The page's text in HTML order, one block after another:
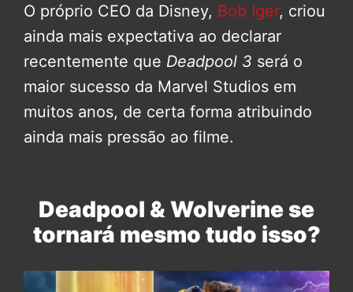
O próprio CEO da Disney, Bob Iger, criou
ainda mais expectativa ao declarar
recentemente que Deadpool 3 será o
maior sucesso da Marvel Studios em
muitos anos, de certa forma atribuindo
ainda mais pressão ao filme.
Deadpool & Wolverine se
tornará mesmo tudo isso?